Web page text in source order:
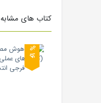
کتاب های مشابه
1
6
%